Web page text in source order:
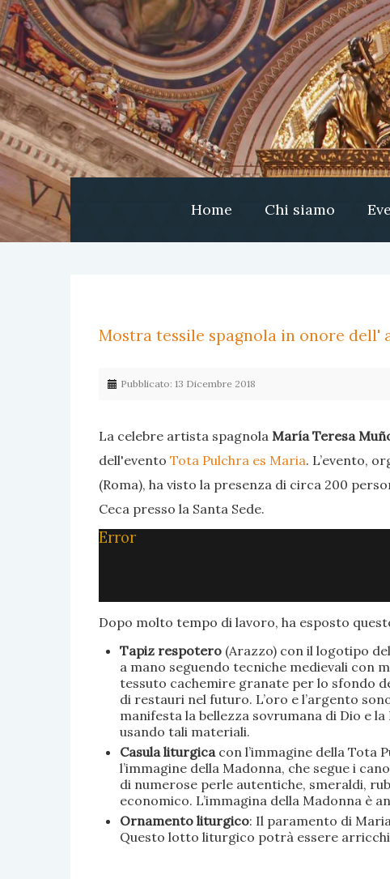
Home Chi siamo
Mostra tessile spagnola in onore dell'
Pubblicato: 13 Dicembre 2018
La celebre artista spagnola María Teresa
dell'evento Tota Pulchra es Maria. L’evento,
(Roma), ha visto la presenza di circa 200
Ceca presso la Santa Sede.
Error
Dopo molto tempo di lavoro, ha esposto
Tapiz respotero(Arazzo) con il logotipo
a mano seguendo tecniche medievali con
tessuto cachemire granate per lo sfondo
di restauri nel futuro. L’oro e l’argento
manifesta la bellezza sovrumana di Dio e
usando tali materiali.
Casula liturgica con l’immagine della Tota
l’immagine della Madonna, che segue i
di numerose perle autentiche, smeraldi,
economico. L’immagina della Madonna è
Ornamento liturgico: Il paramento di
Questo lotto liturgico potrà essere